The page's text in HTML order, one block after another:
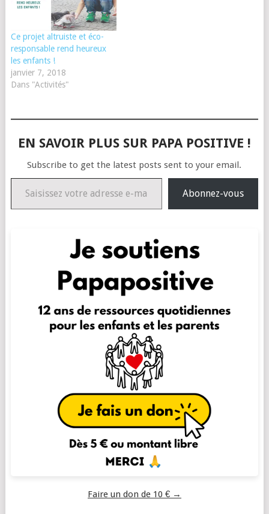
Ce projet altruiste et éco-
responsable rend heureux
les enfants !
janvier 7, 2018
Dans "Activités"
EN SAVOIR PLUS SUR PAPA POSITIVE !
Subscribe to get the latest posts sent to your email.
Saisissez votre adresse e-mail…
Abonnez-vous
Faire un don de 10 € →